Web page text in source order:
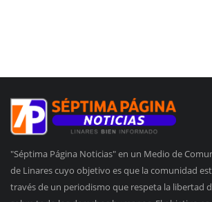
"Séptima Página Noticias" en un Medio de
de Linares cuyo objetivo es que la comunidad
través de un periodismo que respeta la libertad